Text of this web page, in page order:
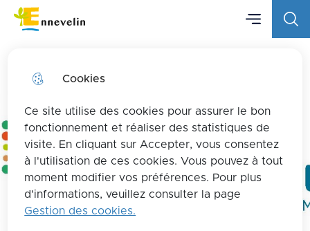
Cookies
Ce site utilise des cookies pour assurer le bon
fonctionnement et réaliser des statistiques de
visite. En cliquant sur Accepter, vous consentez
à l'utilisation de ces cookies. Vous pouvez à tout
moment modifier vos préférences. Pour plus
d'informations, veuillez consulter la page
Gestion des cookies.
Aller
au
Consulter
le plan
du site
Ville d'Ennevelin
Menu